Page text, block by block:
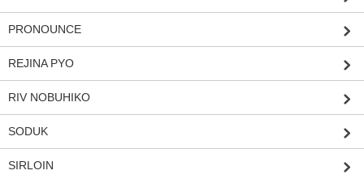
PRONOUNCE
REJINA PYO
RIV NOBUHIKO
SODUK
SIRLOIN